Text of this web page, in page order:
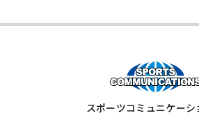
スポーツコミュニケーシ